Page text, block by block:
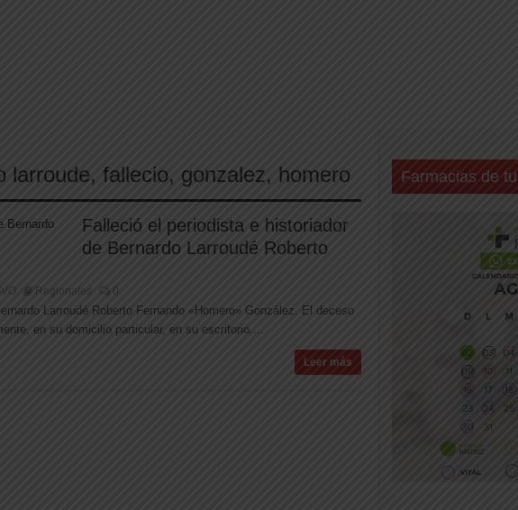
larroude, fallecio, gonzalez, homero
Falleció el periodista e historiador
de Bernardo Larroudé Roberto
Regionales 0
Larroudé Roberto Fernando «Homero» González. El deceso
en su domicilio particular, en su escritorio....
Leer más
Farmacias de